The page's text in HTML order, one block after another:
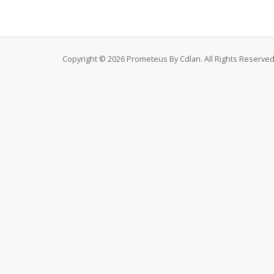
Copyright © 2026 Prometeus By Cdlan. All Rights